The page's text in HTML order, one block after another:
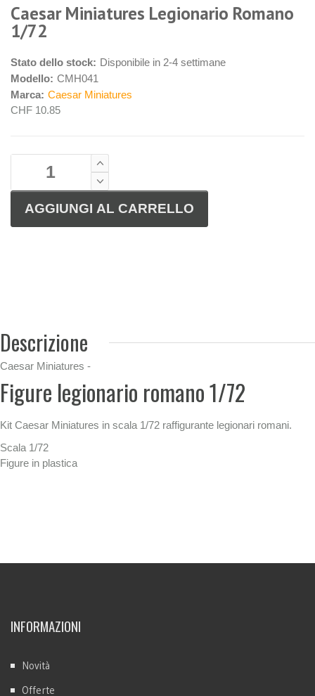
Caesar Miniatures Legionario Romano
1/72
Stato dello stock: Disponibile in 2-4 settimane
Modello: CMH041
Marca: Caesar Miniatures
CHF 10.85
Descrizione
Caesar Miniatures -
Figure legionario romano 1/72
Kit Caesar Miniatures in scala 1/72 raffigurante legionari romani.
Scala 1/72
Figure in plastica
INFORMAZIONI
Novità
Offerte